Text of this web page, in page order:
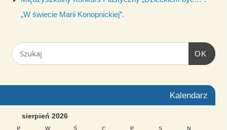
„W świecie Marii Konopnickiej”.
OK
Kalendarz
sierpień 2026
P W Ś C P S N